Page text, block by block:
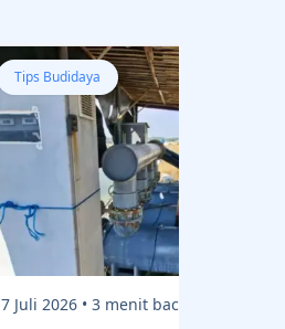
Tips Budidaya
7 Juli 2026 • 3 menit baca